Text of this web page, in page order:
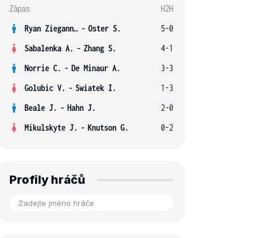
Zápas
H2H
Ryan Ziegann S. - Oster S.
5-0
Sabalenka A. - Zhang S.
4-1
Norrie C. - De Minaur A.
3-3
Golubic V. - Swiatek I.
1-3
Beale J. - Hahn J.
2-0
Mikulskyte J. - Knutson G. 0-2
Profily hráčů